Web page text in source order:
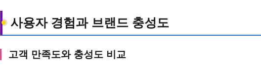
사용자 경험과 브랜드 충성도
고객 만족도와 충성도 비교